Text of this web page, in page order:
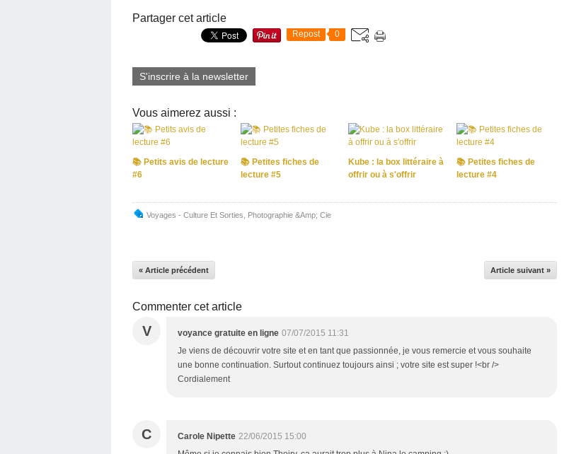
Partager cet article
Repost 0
S'inscrire à la newsletter
Vous aimerez aussi :
📚 Petits avis de lecture
#6
📚 Petites fiches de
lecture #5
Kube : la box littéraire à
offrir ou à s'offrir
📚 Petites fiches de
lecture #4
Voyages - Culture Et Sorties Photographie &Amp; Cie
« Article précédent Article suivant »
Commenter cet article
V voyance gratuite en ligne 07/07/2015 11:31
Je viens de découvrir votre site et en tant que passionnée, je vous remercie et vous souhaite
une bonne continuation. Surtout continuez toujours ainsi ; votre site est super !<br />
Cordialement
C Carole Nipette 22/06/2015 15:00